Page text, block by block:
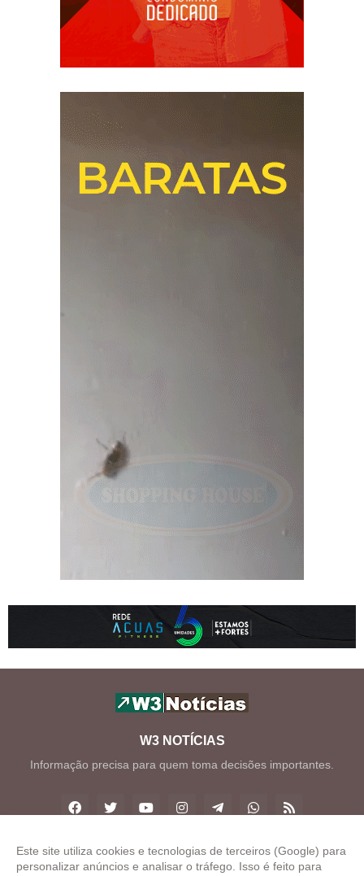
W3 NOTÍCIAS
Informação precisa para quem toma decisões importantes.
Este site utiliza cookies e tecnologias de terceiros (Google) para
personalizar anúncios e analisar o tráfego. Isso é feito para